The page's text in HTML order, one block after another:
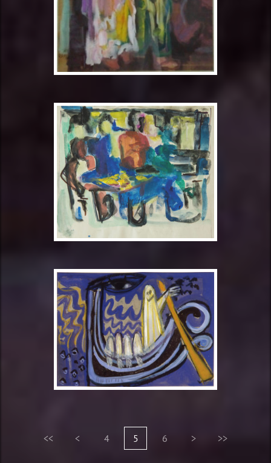
<< < 4 5 6 > >>